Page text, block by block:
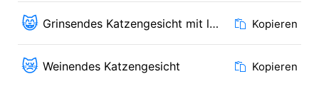
😸 Grinsendes Katzengesicht mit lächelnden Augen Kopieren
😿 Weinendes Katzengesicht Kopieren